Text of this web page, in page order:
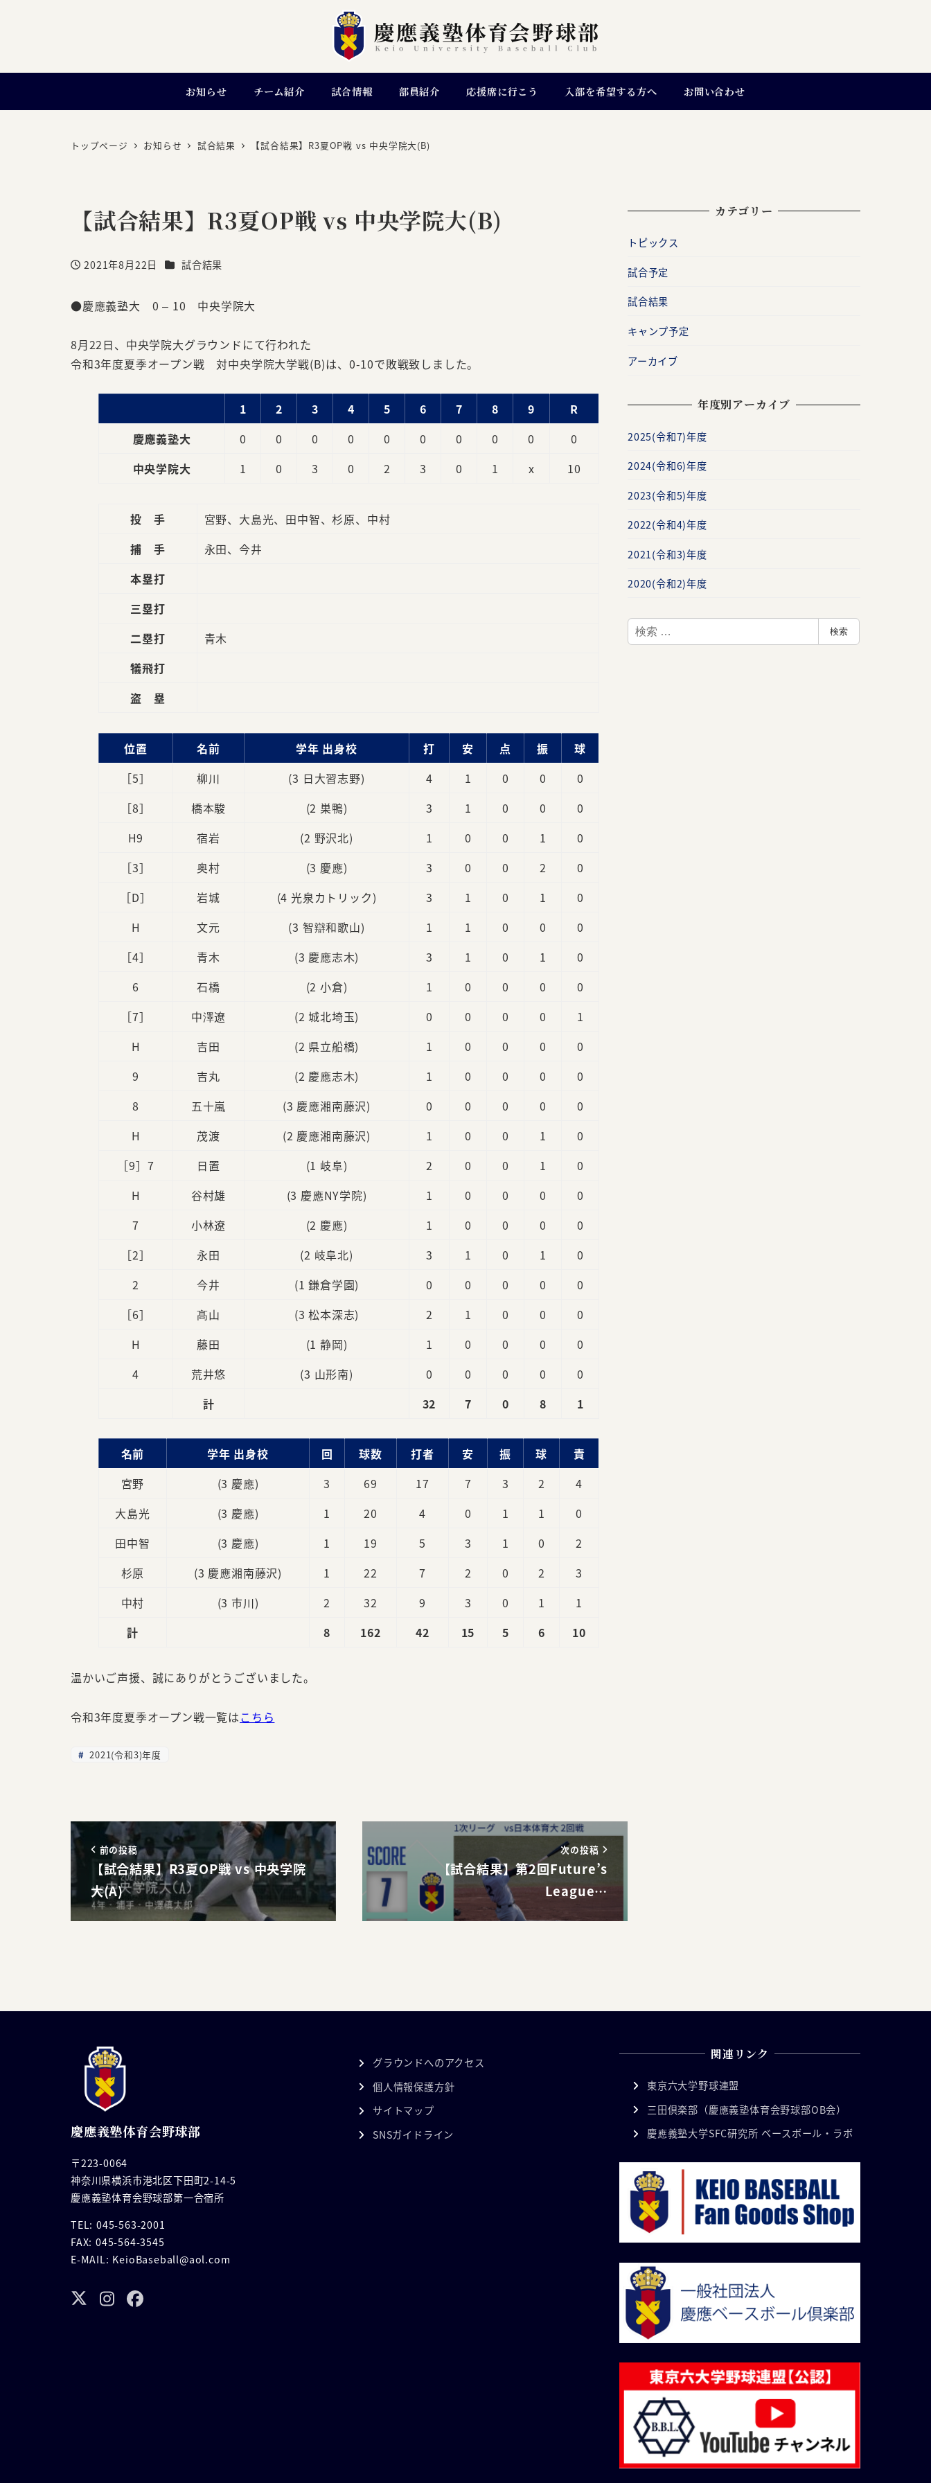
お知らせ チーム紹介 試合情報 部員紹介 応援席に行こう 入部を希望する方へ お問い合わせ
トップページ お知らせ 試合結果 【試合結果】R3夏OP戦 vs 中央学院大(B)
【試合結果】R3夏OP戦 vs 中央学院大(B)
投稿日
2021年8月22日 カテゴリー
試合結果
●慶應義塾大 0 – 10 中央学院大
8月22日、中央学院大グラウンドにて行われた
令和3年度夏季オープン戦 対中央学院大学戦(B)は、0-10で敗戦致しました。
1 2 3 4 5 6 7 8 9
R
慶應義塾大
0 0 0 0 0 0 0 0 0
0
中央学院大
1 0 3 0 2 3 0 1 x 10
投 手
宮野、大島光、田中智、杉原、中村
捕 手
永田、今井
本塁打
三塁打
二塁打
青木
犠飛打
盗 塁
位置 名前 学年 出身校 打 安 点 振
球
［5］
柳川 (3 日大習志野) 4 1 0 0
0
［8］
橋本駿 (2 巣鴨) 3 1 0 0
0
H9
宿岩 (2 野沢北) 1 0 0 1
0
［3］
奥村 (3 慶應) 3 0 0 2
0
［D］
岩城 (4 光泉カトリック) 3 1 0 1
0
H
文元 (3 智辯和歌山) 1 1 0 0
0
［4］
青木 (3 慶應志木) 3 1 0 1
0
6
石橋 (2 小倉) 1 0 0 0
0
［7］
中澤遼 (2 城北埼玉) 0 0 0 0
1
H
吉田 (2 県立船橋) 1 0 0 0
0
9
吉丸 (2 慶應志木) 1 0 0 0
0
8
五十嵐 (3 慶應湘南藤沢) 0 0 0 0
0
H
茂渡 (2 慶應湘南藤沢) 1 0 0 1
0
［9］7
日置 (1 岐阜) 2 0 0 1
0
H
谷村雄 (3 慶應NY学院) 1 0 0 0
0
7
小林遼 (2 慶應) 1 0 0 0
0
［2］
永田 (2 岐阜北) 3 1 0 1
0
2
今井 (1 鎌倉学園) 0 0 0 0
0
［6］
髙山 (3 松本深志) 2 1 0 0
0
H
藤田 (1 静岡) 1 0 0 0
0
4
荒井悠 (3 山形南) 0 0 0 0
0
計
32 7 0 8 1
名前 学年 出身校 回 球数 打者 安 振 球
責
宮野
(3 慶應) 3 69 17 7 3 2
4
大島光
(3 慶應) 1 20 4 0 1 1
0
田中智
(3 慶應) 1 19 5 3 1 0
2
杉原
(3 慶應湘南藤沢) 1 22 7 2 0 2
3
中村
(3 市川) 2 32 9 3 0 1
1
計
8 162 42 15 5 6 10
温かいご声援、誠にありがとうございました。
令和3年度夏季オープン戦一覧はこちら
2021(令和3)年度
前の投稿
【試合結果】R3夏OP戦 vs 中央学院
大(A)
次の投稿
【試合結果】第2回Future’s
League…
カテゴリー
トピックス
試合予定
試合結果
キャンプ予定
アーカイブ
年度別アーカイブ
2025(令和7)年度
2024(令和6)年度
2023(令和5)年度
2022(令和4)年度
2021(令和3)年度
2020(令和2)年度
検
索
検索
慶應義塾体育会野球部
〒223-0064
神奈川県横浜市港北区下田町2-14-5
慶應義塾体育会野球部第一合宿所
TEL: 045-563-2001
FAX: 045-564-3545
E-MAIL: KeioBaseball@aol.com
グラウンドへのアクセス
個人情報保護方針
サイトマップ
SNSガイドライン
関連リンク
東京六大学野球連盟
三田倶楽部（慶應義塾体育会野球部OB会）
慶應義塾大学SFC研究所 ベースボール・ラボ